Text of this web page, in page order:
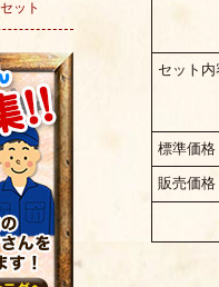
ット
セット内
標準価格
販売価格